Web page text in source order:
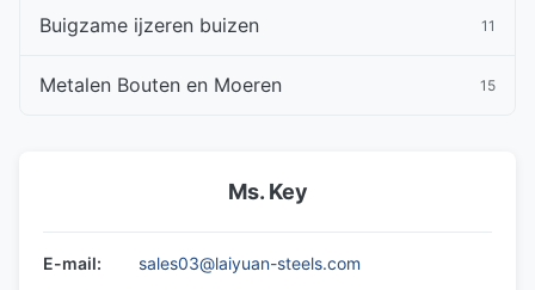
Buigzame ijzeren buizen 11
Metalen Bouten en Moeren 15
Ms. Key
E-mail:
sales03@laiyuan-steels.com